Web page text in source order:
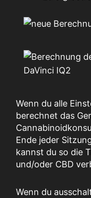
Wenn du alle
berechnet das
Ende jeder
kannst du so die
und/oder CBD
Wenn du